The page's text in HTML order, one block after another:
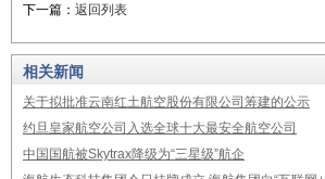
下一篇： 返回列表
相关新闻
关于拟批准云南红土航空股份有限公司筹建的公示
约旦皇家航空公司入选全球十大最安全航空公司
中国国航被Skytrax降级为“三星级”航企